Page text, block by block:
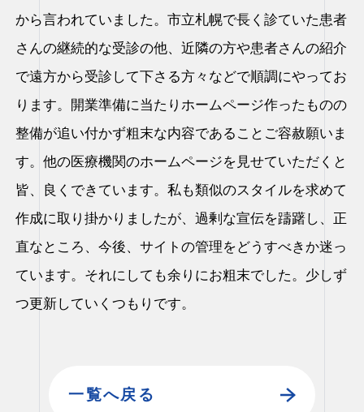
から言われていました。市立札幌で長く診ていた患者
さんの継続的な受診の他、近隣の方や患者さんの紹介
で遠方から受診して下さる方々などで順調にやってお
ります。開業準備に当たりホームページ作ったものの
整備が追い付かず粗末な内容であることご容赦願いま
す。他の医療機関のホームページを見せていただくと
皆、良くできています。私も類似のスタイルを求めて
作成に取り掛かりましたが、過剰な宣伝を躊躇し、正
直なところ、今後、サイトの管理をどうすべきか迷っ
ています。それにしても余りにお粗末でした。少しず
つ更新していくつもりです。
一覧へ戻る